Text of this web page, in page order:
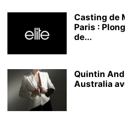
Casting de
Paris :
de...
Quintin
Australia